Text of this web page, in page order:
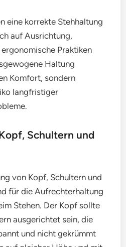
eine korrekte Stehhaltung
auf Ausrichtung,
Praktiken
Haltung
Komfort, sondern
langfristiger
Schultern und
von Kopf, Schultern und
für die Aufrechterhaltung
Stehen. Der Kopf sollte
ausgerichtet sein, die
und nicht gekrümmt